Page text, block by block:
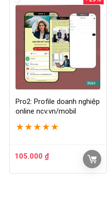
Pro2: Profile doanh nghiệp
online ncv.vn/mobil
★ ★ ★ ★ ★
105.000 ₫